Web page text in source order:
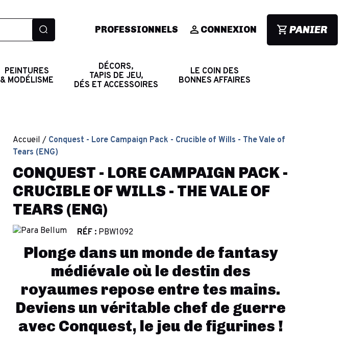
PROFESSIONNELS CONNEXION PANIER
PEINTURES
& MODÉLISME
DÉCORS,
TAPIS DE JEU,
DÉS ET ACCESSOIRES
LE COIN DES
BONNES AFFAIRES
Accueil
Conquest - Lore Campaign Pack - Crucible of Wills - The Vale of
Tears (ENG)
CONQUEST - LORE CAMPAIGN PACK -
CRUCIBLE OF WILLS - THE VALE OF
TEARS (ENG)
RÉF : PBW1092
Plonge dans un monde de fantasy
médiévale où le destin des
royaumes repose entre tes mains.
Deviens un véritable chef de guerre
avec Conquest, le jeu de figurines !